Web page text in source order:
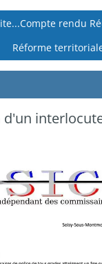
rendu
Réforme
d'un